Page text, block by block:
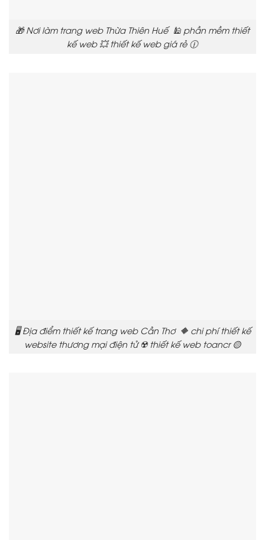
🎁 Nơi làm trang web Thừa Thiên Huế 🕌 phần mềm thiết
kế web 💥 thiết kế web giá rẻ 🕧
🖥️ Địa điểm thiết kế trang web Cần Thơ 🔶 chi phí thiết kế
website thương mại điện tử ☢️ thiết kế web toancr 🟡